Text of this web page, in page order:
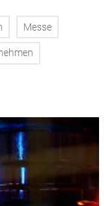
Messe